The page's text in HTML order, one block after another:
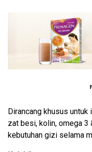
Dirancang khusus
zat besi, kolin, omega 3
kebutuhan gizi selama